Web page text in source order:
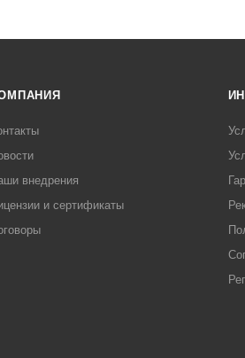
внедрения
и сертификаты